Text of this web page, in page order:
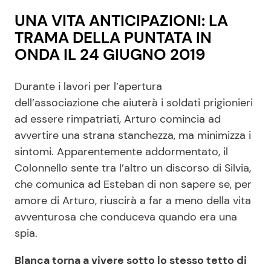
UNA VITA ANTICIPAZIONI: LA
TRAMA DELLA PUNTATA IN
ONDA IL 24 GIUGNO 2019
Durante i lavori per l’apertura
dell’associazione che aiuterà i soldati prigionieri
ad essere rimpatriati, Arturo comincia ad
avvertire una strana stanchezza, ma minimizza i
sintomi. Apparentemente addormentato, il
Colonnello sente tra l’altro un discorso di Silvia,
che comunica ad Esteban di non sapere se, per
amore di Arturo, riuscirà a far a meno della vita
avventurosa che conduceva quando era una
spia.
Blanca torna a vivere sotto lo stesso tetto di